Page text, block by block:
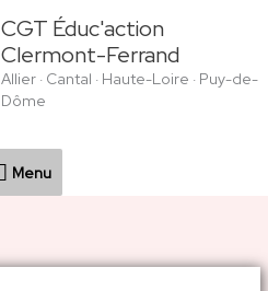
CGT Éduc'action
Clermont-Ferrand
Allier · Cantal · Haute-Loire · Puy-de-
Dôme
Menu
Menu